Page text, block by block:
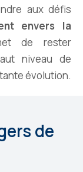
aux défis
envers la
de rester
niveau de
évolution.
de